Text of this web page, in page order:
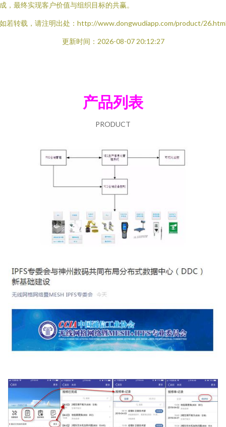
，最终实现客户价值与组织目标的共赢。
若转载，请注明出处：http://www.dongwudiapp.com/product/
更新时间：2026-08-07 20:12:27
产品列表
PRODUCT